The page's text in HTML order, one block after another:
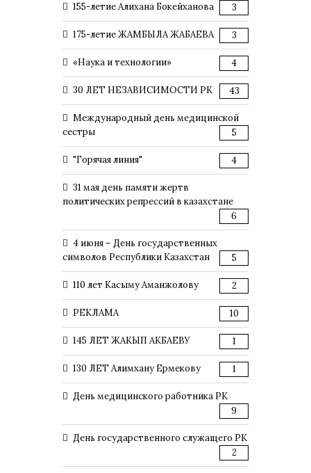
155-летие Алихана Бокейханова 3
175-летие ЖАМБЫЛА ЖАБАЕВА 3
«Наука и технологии» 4
30 ЛЕТ НЕЗАВИСИМОСТИ РК 43
Международный день медицинской
сестры
5
"Горячая линия" 4
31 мая день памяти жертв
политических репрессий в казахстане
6
4 июня – День государственных
символов Республики Казахстан
5
110 лет Касыму Аманжолову 2
РЕКЛАМА 10
145 ЛЕТ ЖАКЫП АКБАЕВУ 1
130 ЛЕТ Алимхану Ермекову 1
День медицинского работника РК
9
День государственного служащего РК
2